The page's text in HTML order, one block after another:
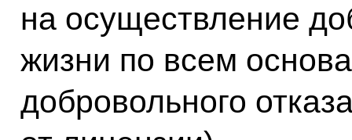
на осуществление
жизни по всем
добровольного